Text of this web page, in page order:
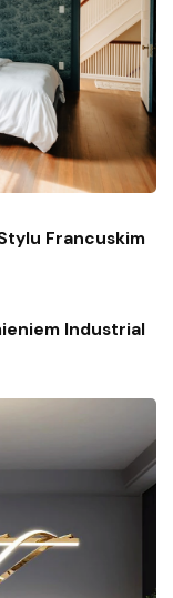
Francuskim
Industrial